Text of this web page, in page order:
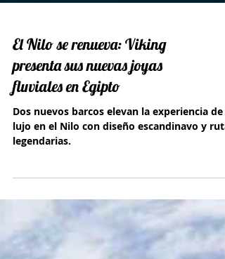
El Nilo se renueva: Viking
presenta sus nuevas joyas
fluviales en Egipto
Dos nuevos barcos elevan la experiencia de
legendarias.